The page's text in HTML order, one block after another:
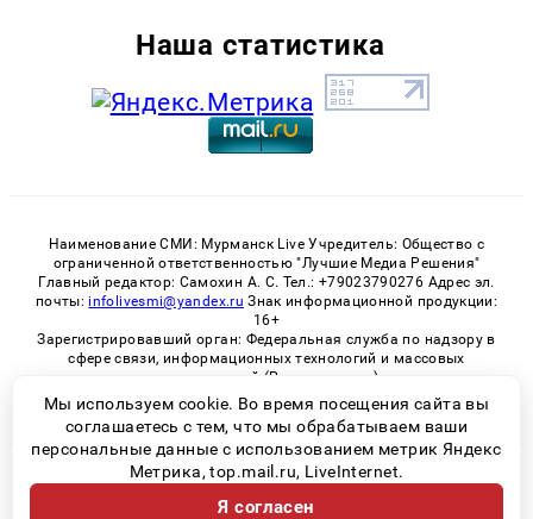
Наша статистика
Наименование СМИ: Мурманск Live Учредитель: Общество с
ограниченной ответственностью "Лучшие Медиа Решения"
Главный редактор: Самохин А. С. Тел.: +79023790276 Адрес эл.
почты: infolivesmi@yandex.ru Знак информационной продукции:
16+
Зарегистрировавший орган: Федеральная служба по надзору в
сфере связи, информационных технологий и массовых
коммуникаций (Роскомнадзор)
Регистрационный номер СМИ ЭЛ № ФС 77 - 82534 от 21.01.2022
© 2026 «Murmansk-live» | Все права защищены
Возрастная категория сайта 16+
Мы используем cookie. Во время посещения сайта вы
соглашаетесь с тем, что мы обрабатываем ваши
персональные данные с использованием метрик Яндекс
Метрика, top.mail.ru, LiveInternet.
Я согласен